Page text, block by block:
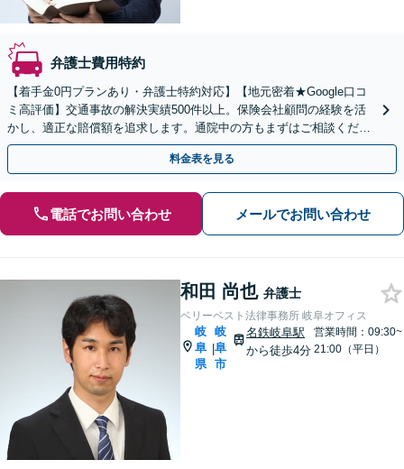
弁護士費用特約
【着手金0円プランあり・弁護士特約対応】【地元密着★Google口コ
ミ高評価】交通事故の解決実績500件以上。保険会社顧問の経験を活
かし、適正な賠償額を追求します。通院中の方もまずはご相談くださ
い【休日・夜間相談可】【駐車場あり】
料金表を見る
電話でお問い合わせ メールでお問い合わせ
和田 尚也 弁護士
ベリーベスト法律事務所 岐阜オフィス
岐
阜
県
|
岐
阜
市
名鉄岐阜駅
から徒歩4分
営業時間：09:30~
21:00（平日）